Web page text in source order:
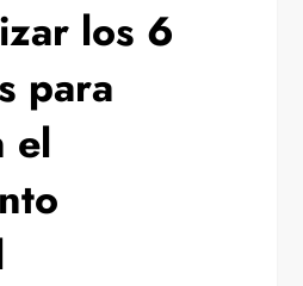
los 6
para
el